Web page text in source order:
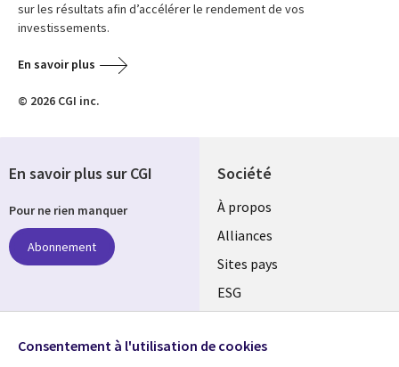
sur les résultats afin d’accélérer le rendement de vos
investissements.
En savoir plus
© 2026 CGI inc.
Société
À propos
Alliances
Sites pays
ESG
Fusions
En savoir plus sur CGI
Pour ne rien manquer
Abonnement
Suivez-nous
Consentement à l'utilisation de cookies